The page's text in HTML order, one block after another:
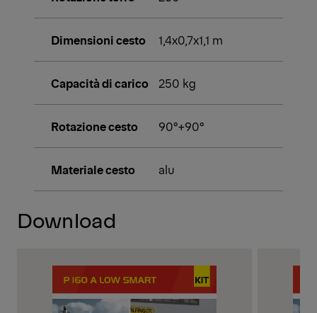
Dimensioni cesto 1,4x0,7x1,1 m
Capacità di carico 250 kg
Rotazione cesto 90°+90°
Materiale cesto alu
Download